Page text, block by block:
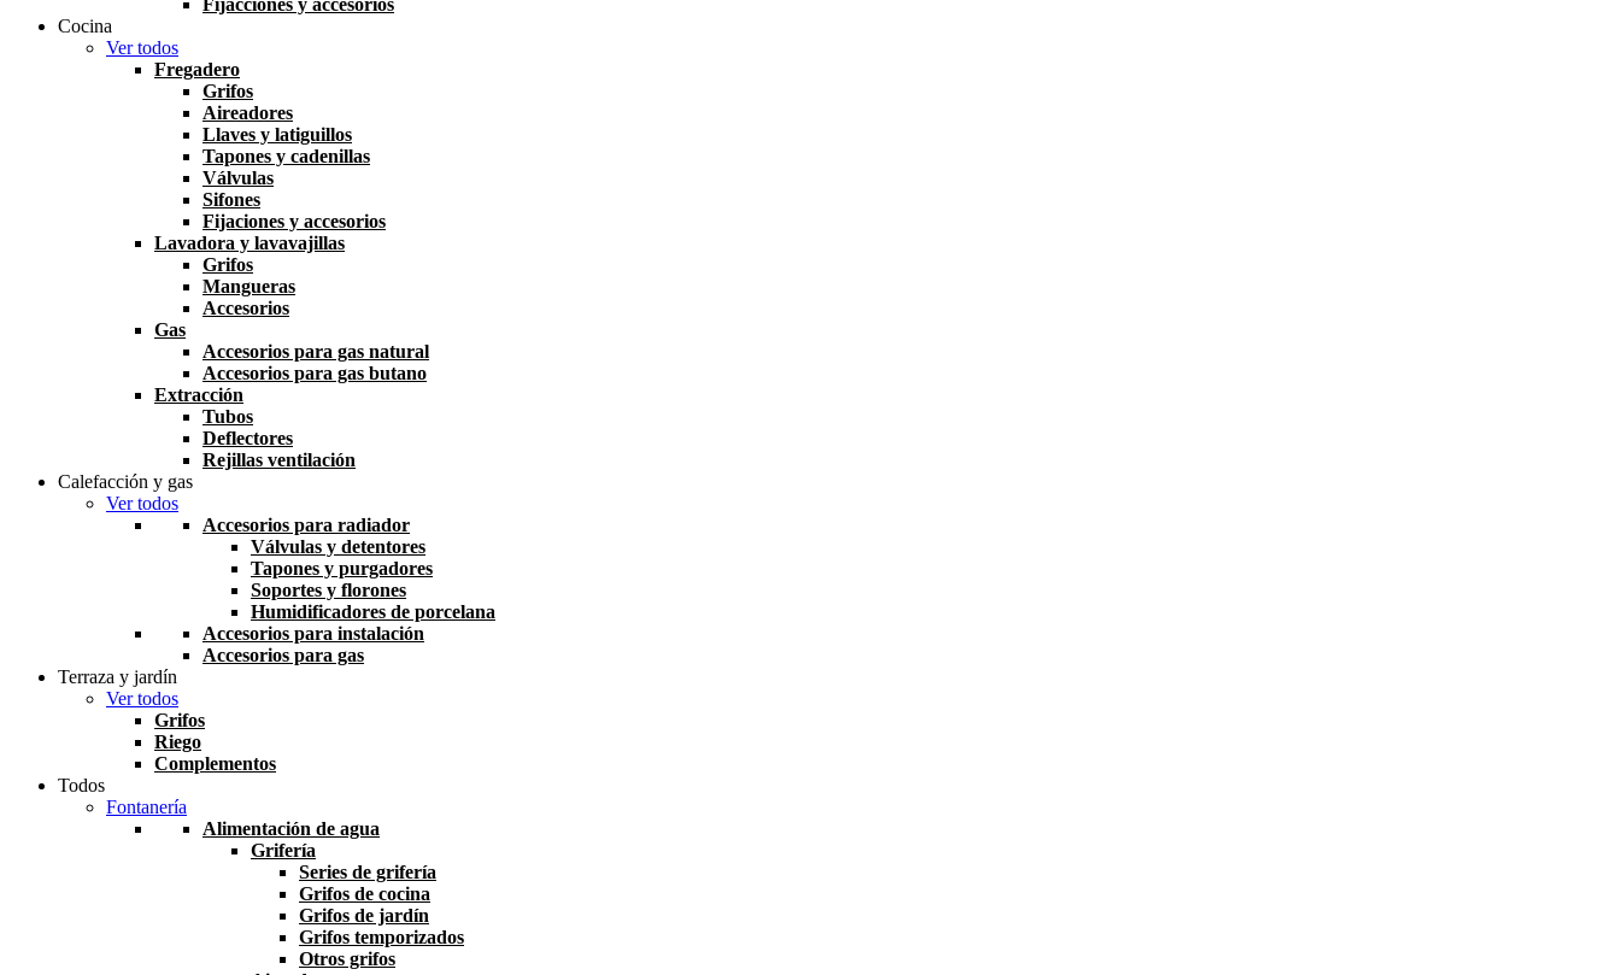
Fijacciones y accesorios
Cocina
Ver todos
Fregadero
Grifos
Aireadores
Llaves y latiguillos
Tapones y cadenillas
Válvulas
Sifones
Fijaciones y accesorios
Lavadora y lavavajillas
Grifos
Mangueras
Accesorios
Gas
Accesorios para gas natural
Accesorios para gas butano
Extracción
Tubos
Deflectores
Rejillas ventilación
Calefacción y gas
Ver todos
Accesorios para radiador
Válvulas y detentores
Tapones y purgadores
Soportes y florones
Humidificadores de porcelana
Accesorios para instalación
Accesorios para gas
Terraza y jardín
Ver todos
Grifos
Riego
Complementos
Todos
Fontanería
Alimentación de agua
Grifería
Series de grifería
Grifos de cocina
Grifos de jardín
Grifos temporizados
Otros grifos